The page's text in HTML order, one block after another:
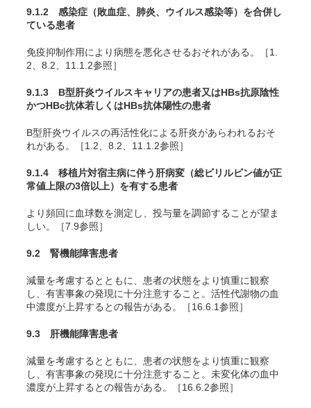
9.1.2 感染症（敗血症、肺炎、ウイルス感染等）を合併し
ている患者
免疫抑制作用により病態を悪化させるおそれがある。［1.
2、8.2、11.1.2参照］
9.1.3 B型肝炎ウイルスキャリアの患者又はHBs抗原陰性
かつHBc抗体若しくはHBs抗体陽性の患者
B型肝炎ウイルスの再活性化による肝炎があらわれるおそ
れがある。［1.2、8.2、11.1.2参照］
9.1.4 移植片対宿主病に伴う肝病変（総ビリルビン値が正
常値上限の3倍以上）を有する患者
より頻回に血球数を測定し、投与量を調節することが望ま
しい。［7.9参照］
9.2 腎機能障害患者
減量を考慮するとともに、患者の状態をより慎重に観察
し、有害事象の発現に十分注意すること。活性代謝物の血
中濃度が上昇するとの報告がある。［16.6.1参照］
9.3 肝機能障害患者
減量を考慮するとともに、患者の状態をより慎重に観察
し、有害事象の発現に十分注意すること。未変化体の血中
濃度が上昇するとの報告がある。［16.6.2参照］